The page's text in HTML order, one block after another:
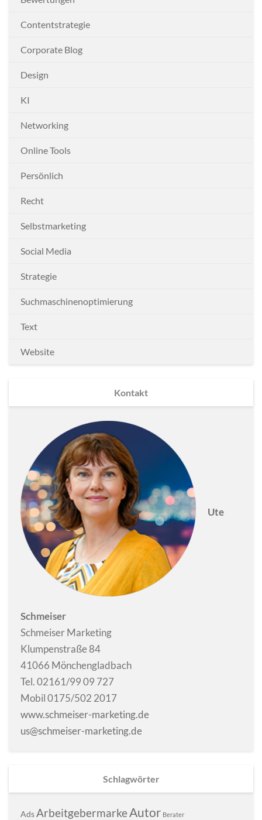
Contentstrategie
Corporate Blog
Design
KI
Networking
Online Tools
Persönlich
Recht
Selbstmarketing
Social Media
Strategie
Suchmaschinenoptimierung
Text
Website
Kontakt
Ute
Schmeiser
Schmeiser Marketing
Klumpenstraße 84
41066 Mönchengladbach
Tel. 02161/99 09 727
Mobil 0175/502 2017
www.schmeiser-marketing.de
us@schmeiser-marketing.de
Schlagwörter
Ads Arbeitgebermarke Autor Berater